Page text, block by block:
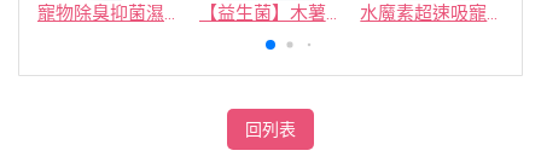
寵物除臭抑菌濕紙巾／30抽／無味【4包100】 【益生菌】木薯豆腐砂/豆腐砂 (1包最低$119起)抽貓砂機 水魔素超速吸寵物尿布墊買1送1
回列表